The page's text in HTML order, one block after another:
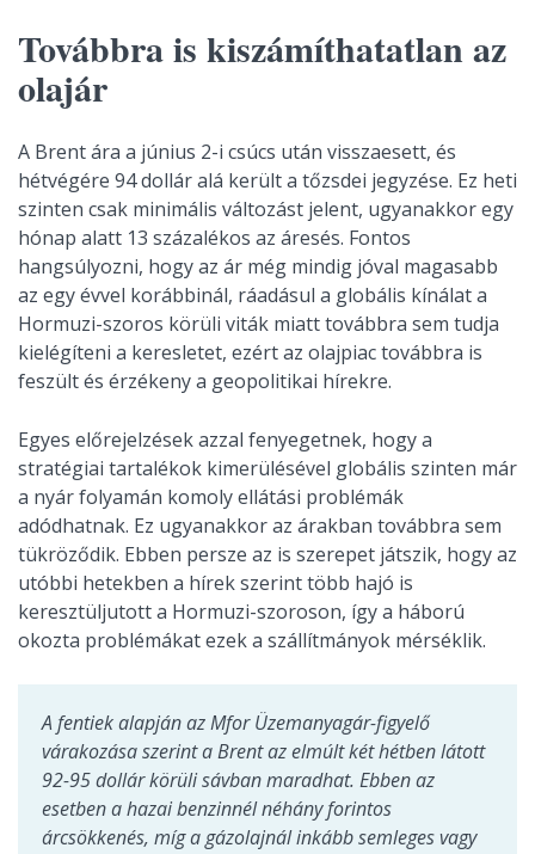
Továbbra is kiszámíthatatlan az
olajár
A Brent ára a június 2-i csúcs után visszaesett, és
hétvégére 94 dollár alá került a tőzsdei jegyzése. Ez heti
szinten csak minimális változást jelent, ugyanakkor egy
hónap alatt 13 százalékos az áresés. Fontos
hangsúlyozni, hogy az ár még mindig jóval magasabb
az egy évvel korábbinál, ráadásul a globális kínálat a
Hormuzi-szoros körüli viták miatt továbbra sem tudja
kielégíteni a keresletet, ezért az olajpiac továbbra is
feszült és érzékeny a geopolitikai hírekre.
Egyes előrejelzések azzal fenyegetnek, hogy a
stratégiai tartalékok kimerülésével globális szinten már
a nyár folyamán komoly ellátási problémák
adódhatnak. Ez ugyanakkor az árakban továbbra sem
tükröződik. Ebben persze az is szerepet játszik, hogy az
utóbbi hetekben a hírek szerint több hajó is
keresztüljutott a Hormuzi-szoroson, így a háború
okozta problémákat ezek a szállítmányok mérséklik.
A fentiek alapján az Mfor Üzemanyagár-figyelő
várakozása szerint a Brent az elmúlt két hétben látott
92-95 dollár körüli sávban maradhat. Ebben az
esetben a hazai benzinnél néhány forintos
árcsökkenés, míg a gázolajnál inkább semleges vagy